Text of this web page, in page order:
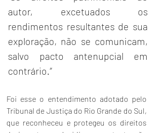
autor, excetuados os
rendimentos resultantes de sua
exploração, não se comunicam,
salvo pacto antenupcial em
contrário.”
Foi esse o entendimento adotado pelo
Tribunal de Justiça do Rio Grande do Sul,
que reconheceu e protegeu os direitos